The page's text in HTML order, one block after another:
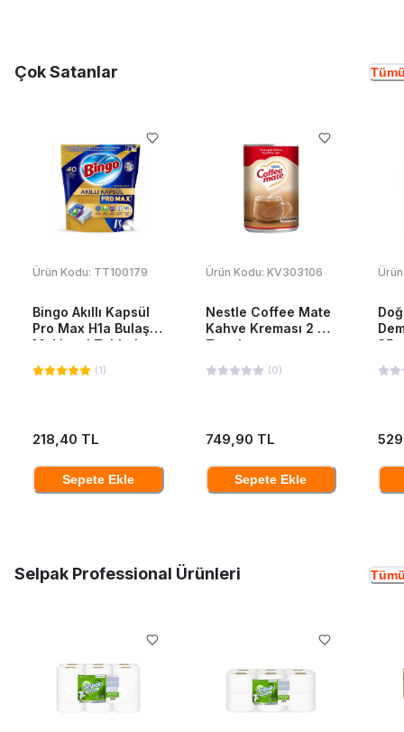
Çok Satanlar
Ürün Kodu: TT100179
Bingo Akıllı Kapsül
Pro Max H1a Bulaşık
Makinesi Tableti
40'Lı
(1)
218,40 TL
Sepete Ekle
Ürün Kodu: KV303106
Nestle Coffee Mate
Kahve Kreması 2 Kg
Teneke
(0)
749,90 TL
Sepete Ekle
Selpak Professional Ürünleri